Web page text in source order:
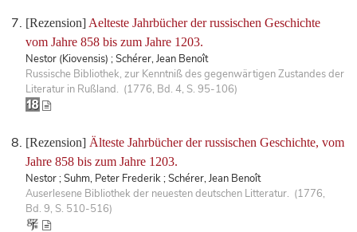
[Rezension] Aelteste Jahrbücher der russischen Geschichte
vom Jahre 858 bis zum Jahre 1203.
Nestor (Kiovensis) ; Schérer, Jean Benoît
Russische Bibliothek, zur Kenntniß des gegenwärtigen Zustandes der
Literatur in Rußland. (1776, Bd. 4, S. 95-106)
[Rezension] Älteste Jahrbücher der russischen Geschichte, vom
Jahre 858 bis zum Jahre 1203.
Nestor ; Suhm, Peter Frederik ; Schérer, Jean Benoît
Auserlesene Bibliothek der neuesten deutschen Litteratur. (1776,
Bd. 9, S. 510-516)